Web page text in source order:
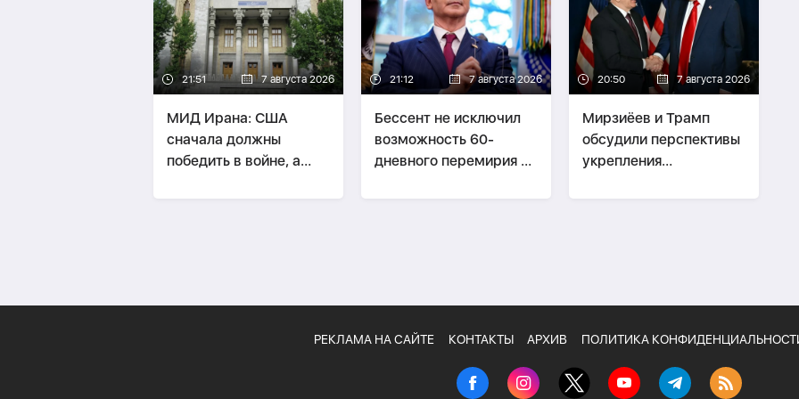
21:51 7 августа 2026
МИД Ирана: США
сначала должны
победить в войне, а
«трофеях» Ирана
21:12 7 августа 2026
Бессент не исключил
возможность 60-
дневного перемирия с
20:50 7 августа 2026
Мирзиёев и Трамп
обсудили перспективы
укрепления
отношений
РЕКЛАМА НА САЙТЕ КОНТАКТЫ АРХИВ ПОЛИТИКА